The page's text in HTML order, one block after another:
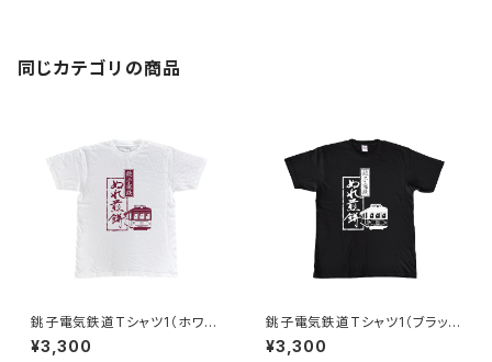
同じカテゴリの商品
銚子電気鉄道Tシャツ1（ホワイ
ト）
¥3,300
銚子電気鉄道Tシャツ1（ブラッ
ク）
¥3,300